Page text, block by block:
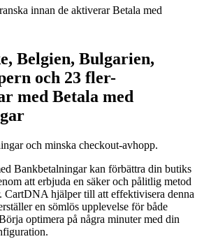
innan de aktiverar Betala med
Belgien, Bulgarien,
och 23 fler-
med Betala med
och minska checkout-avhopp.
Bankbetalningar kan förbättra din butiks
att erbjuda en säker och pålitlig metod
CartDNA hjälper till att effektivisera denna
en sömlös upplevelse för både
optimera på några minuter med din